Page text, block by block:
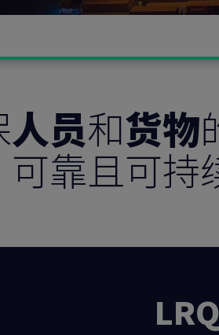
人员和货物
可靠且可持